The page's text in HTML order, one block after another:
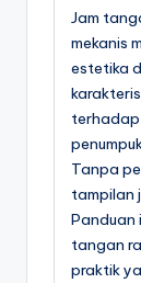
Jam
mekanis
estetika
terhadap
Tanpa
tampilan
Panduan
tangan
praktik